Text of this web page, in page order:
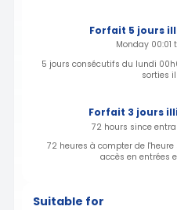
Forfait 5 jours
Monday 00:01
5 jours consécutifs du lundi
sorties
Forfait 3 jours
72 hours since
72 heures à compter de
accès en entrées
Suitable for